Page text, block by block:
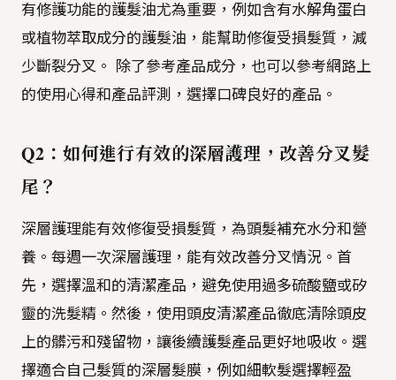
有修護功能的護髮油尤為重要，例如含有水解角蛋白
或植物萃取成分的護髮油，能幫助修復受損髮質，減
少斷裂分叉。 除了參考產品成分，也可以參考網路上
的使用心得和產品評測，選擇口碑良好的產品。
Q2：如何進行有效的深層護理，改善分叉髮
尾？
深層護理能有效修復受損髮質，為頭髮補充水分和營
養。每週一次深層護理，能有效改善分叉情況。首
先，選擇溫和的清潔產品，避免使用過多硫酸鹽或矽
靈的洗髮精。然後，使用頭皮清潔產品徹底清除頭皮
上的髒污和殘留物，讓後續護髮產品更好地吸收。選
擇適合自己髮質的深層髮膜，例如細軟髮選擇輕盈